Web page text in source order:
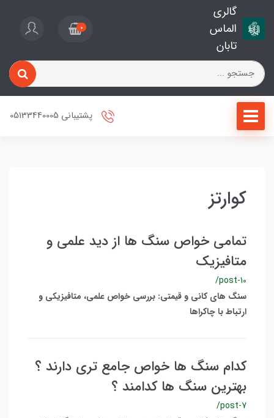
گالری
الماس
تابان
0
پشتیبانی 05133440005
کوارتز
تمامی خواص سنگ ها از دید علمی و
متافیزیک
/post-10
سنگ های کانی و قیمتی: بررسی خواص علمی، متافیزیکی و
ارتباط با چاکراها
کدام سنگ ها خواص جامع تری دارند ؟
بهترین سنگ ها کدامند ؟
/post-7